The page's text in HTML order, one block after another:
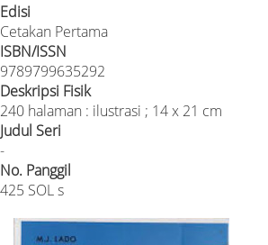
Edisi
Cetakan Pertama
ISBN/ISSN
9789799635292
Deskripsi Fisik
240 halaman : ilustrasi ; 14 x 21 cm
Judul Seri
-
No. Panggil
425 SOL s